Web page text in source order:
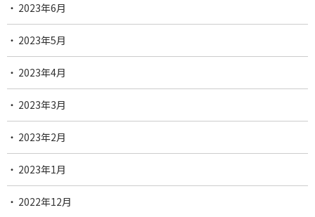
2023年6月
2023年5月
2023年4月
2023年3月
2023年2月
2023年1月
2022年12月